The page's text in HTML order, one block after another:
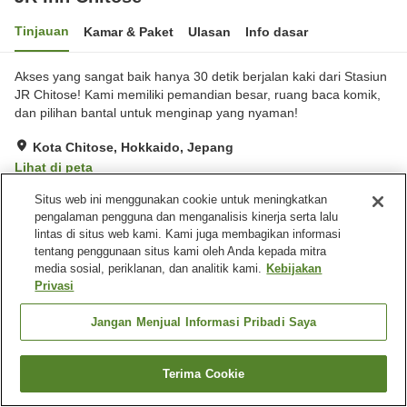
Tinjauan Kamar & Paket Ulasan Info dasar
Akses yang sangat baik hanya 30 detik berjalan kaki dari Stasiun
JR Chitose! Kami memiliki pemandian besar, ruang baca komik,
dan pilihan bantal untuk menginap yang nyaman!
Kota Chitose, Hokkaido, Jepang
Lihat di peta
Hebat Ulasan:941
Fasilitas properti
Wi-Fi
Lima menit berjalan kaki ke
Beranda Jepang Hokkaido Kota Chitose JR Inn Chitose
Cari kamar
Situs web ini menggunakan cookie untuk meningkatkan
pengalaman pengguna dan menganalisis kinerja serta lalu
lintas di situs web kami. Kami juga membagikan informasi
tentang penggunaan situs kami oleh Anda kepada mitra
media sosial, periklanan, dan analitik kami. Kebijakan
Privasi
Jangan Menjual Informasi Pribadi Saya
Terima Cookie